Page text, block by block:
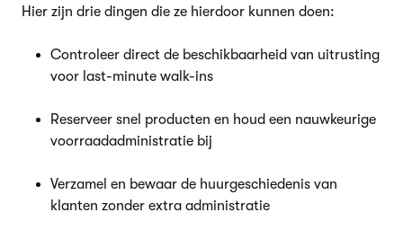
Hier zijn drie dingen die ze hierdoor kunnen doen:
Controleer direct de beschikbaarheid van uitrusting
voor last-minute walk-ins
Reserveer snel producten en houd een nauwkeurige
voorraadadministratie bij
Verzamel en bewaar de huurgeschiedenis van
klanten zonder extra administratie